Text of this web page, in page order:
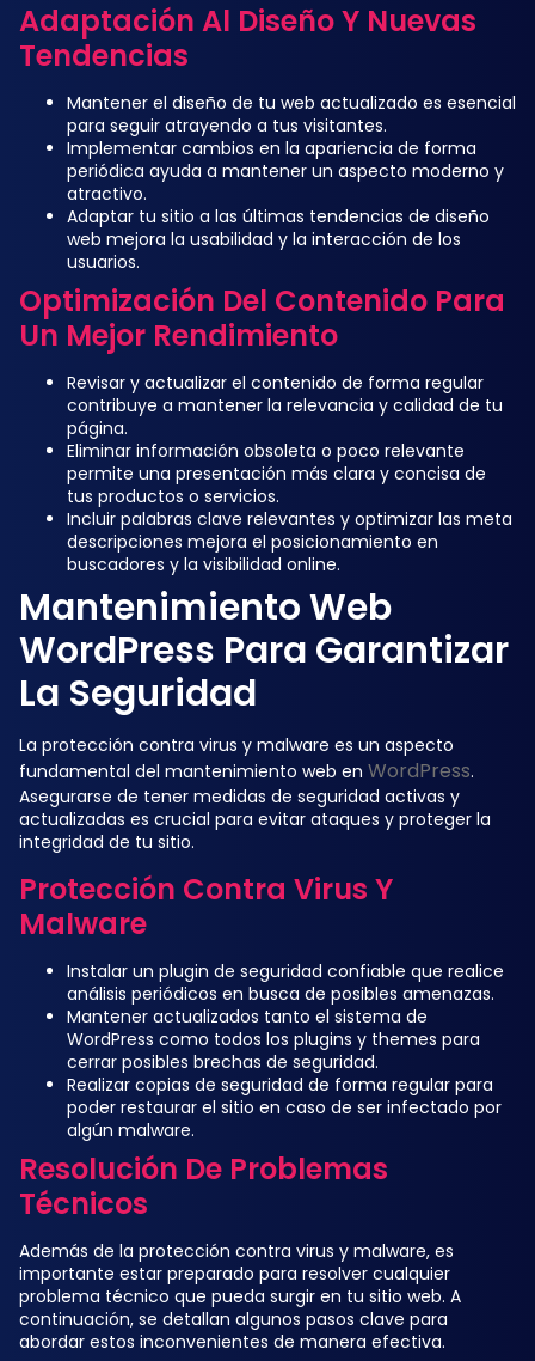
Adaptación Al Diseño Y Nuevas
Tendencias
Mantener el diseño de tu web actualizado es esencial
para seguir atrayendo a tus visitantes.
Implementar cambios en la apariencia de forma
periódica ayuda a mantener un aspecto moderno y
atractivo.
Adaptar tu sitio a las últimas tendencias de diseño
web mejora la usabilidad y la interacción de los
usuarios.
Optimización Del Contenido Para
Un Mejor Rendimiento
Revisar y actualizar el contenido de forma regular
contribuye a mantener la relevancia y calidad de tu
página.
Eliminar información obsoleta o poco relevante
permite una presentación más clara y concisa de
tus productos o servicios.
Incluir palabras clave relevantes y optimizar las meta
descripciones mejora el posicionamiento en
buscadores y la visibilidad online.
Mantenimiento Web
WordPress Para Garantizar
La Seguridad
La protección contra virus y malware es un aspecto
fundamental del mantenimiento web en WordPress.
Asegurarse de tener medidas de seguridad activas y
actualizadas es crucial para evitar ataques y proteger la
integridad de tu sitio.
Protección Contra Virus Y
Malware
Instalar un plugin de seguridad confiable que realice
análisis periódicos en busca de posibles amenazas.
Mantener actualizados tanto el sistema de
WordPress como todos los plugins y themes para
cerrar posibles brechas de seguridad.
Realizar copias de seguridad de forma regular para
poder restaurar el sitio en caso de ser infectado por
algún malware.
Resolución De Problemas
Técnicos
Además de la protección contra virus y malware, es
importante estar preparado para resolver cualquier
problema técnico que pueda surgir en tu sitio web. A
continuación, se detallan algunos pasos clave para
abordar estos inconvenientes de manera efectiva.